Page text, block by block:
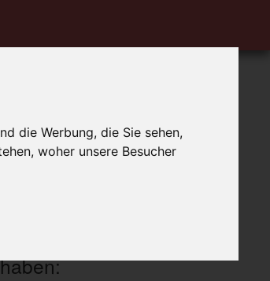
die Werbung, die Sie sehen,
woher unsere Besucher